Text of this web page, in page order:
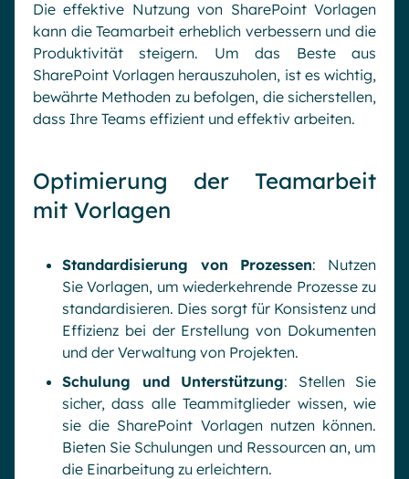
Die effektive Nutzung von SharePoint Vorlagen
kann die Teamarbeit erheblich verbessern und die
Produktivität steigern. Um das Beste aus
SharePoint Vorlagen herauszuholen, ist es wichtig,
bewährte Methoden zu befolgen, die sicherstellen,
dass Ihre Teams effizient und effektiv arbeiten.
Optimierung der Teamarbeit
mit Vorlagen
Standardisierung von Prozessen: Nutzen
Sie Vorlagen, um wiederkehrende Prozesse zu
standardisieren. Dies sorgt für Konsistenz und
Effizienz bei der Erstellung von Dokumenten
und der Verwaltung von Projekten.
Schulung und Unterstützung: Stellen Sie
sicher, dass alle Teammitglieder wissen, wie
sie die SharePoint Vorlagen nutzen können.
Bieten Sie Schulungen und Ressourcen an, um
die Einarbeitung zu erleichtern.